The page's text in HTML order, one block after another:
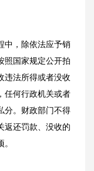
中，除依法应予销
照国家规定公开拍
违法所得或者没收
任何行政机关或者
分。财政部门不得
返还罚款、没收的